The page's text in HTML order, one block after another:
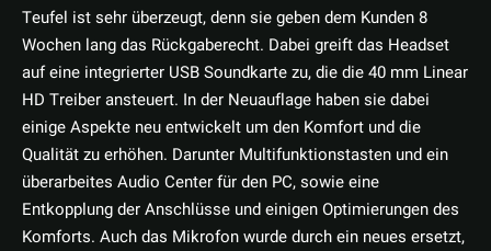
Teufel ist sehr überzeugt, denn sie geben dem Kunden 8
Wochen lang das Rückgaberecht. Dabei greift das Headset
auf eine integrierter USB Soundkarte zu, die die 40 mm Linear
HD Treiber ansteuert. In der Neuauflage haben sie dabei
einige Aspekte neu entwickelt um den Komfort und die
Qualität zu erhöhen. Darunter Multifunktionstasten und ein
überarbeites Audio Center für den PC, sowie eine
Entkopplung der Anschlüsse und einigen Optimierungen des
Komforts. Auch das Mikrofon wurde durch ein neues ersetzt,